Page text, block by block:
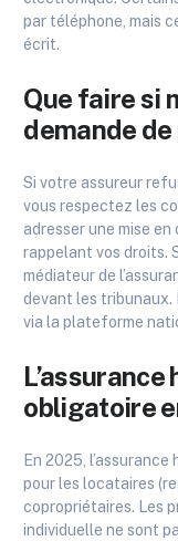
par téléphone, mais
écrit.
Que faire si
demande
Si votre assureur
vous respectez les
adresser une mise
rappelant vos droits.
médiateur de
devant les tribunaux.
via la plateforme
obligatoire
En 2025,
pour les locataires
copropriétaires. Les
individuelle ne sont